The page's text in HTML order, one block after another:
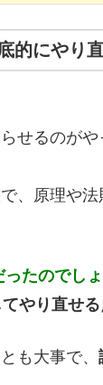
にやり直
せるのが
、原理や
たのでしょ
やり直せる
も大事で、